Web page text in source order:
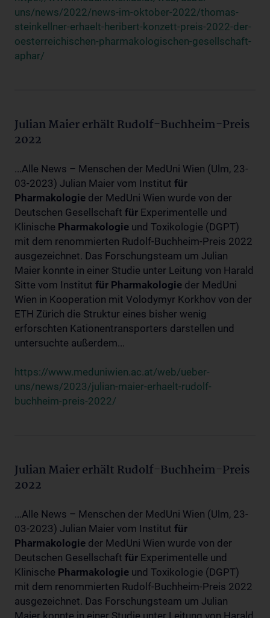
uns/news/2022/news-im-oktober-2022/thomas-
steinkellner-erhaelt-heribert-konzett-preis-2022-der-
oesterreichischen-pharmakologischen-gesellschaft-
aphar/
Julian Maier erhält Rudolf-Buchheim-Preis
2022
...Alle News – Menschen der MedUni Wien (Ulm, 23-
03-2023) Julian Maier vom Institut für
Pharmakologie der MedUni Wien wurde von der
Deutschen Gesellschaft für Experimentelle und
Klinische Pharmakologie und Toxikologie (DGPT)
mit dem renommierten Rudolf-Buchheim-Preis 2022
ausgezeichnet. Das Forschungsteam um Julian
Maier konnte in einer Studie unter Leitung von Harald
Sitte vom Institut für Pharmakologie der MedUni
Wien in Kooperation mit Volodymyr Korkhov von der
ETH Zürich die Struktur eines bisher wenig
erforschten Kationentransporters darstellen und
untersuchte außerdem...
https://www.meduniwien.ac.at/web/ueber-
uns/news/2023/julian-maier-erhaelt-rudolf-
buchheim-preis-2022/
Julian Maier erhält Rudolf-Buchheim-Preis
2022
...Alle News – Menschen der MedUni Wien (Ulm, 23-
03-2023) Julian Maier vom Institut für
Pharmakologie der MedUni Wien wurde von der
Deutschen Gesellschaft für Experimentelle und
Klinische Pharmakologie und Toxikologie (DGPT)
mit dem renommierten Rudolf-Buchheim-Preis 2022
ausgezeichnet. Das Forschungsteam um Julian
Maier konnte in einer Studie unter Leitung von Harald